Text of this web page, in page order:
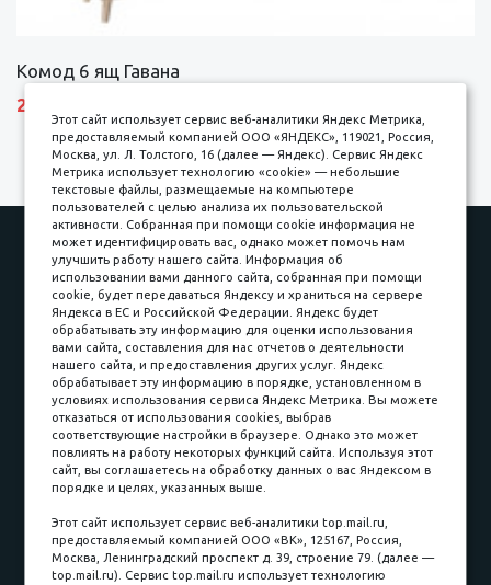
Комод 6 ящ Гавана
27690 р.
Наши работы
Оплата
Доставка и сборка
Гарантии
Карьера в компании
Контакты
Принимаем к оплате
Наличные
пл. Соляная, 6, стр. 16
8 (3822) 60-70-30
Этот сайт использует сервис веб-аналитики Яндекс Метрика,
предоставляемый компанией ООО «ЯНДЕКС», 119021, Россия,
Москва, ул. Л. Толстого, 16 (далее — Яндекс). Сервис Яндекс
Метрика использует технологию «cookie» — небольшие
текстовые файлы, размещаемые на компьютере
пользователей с целью анализа их пользовательской
активности. Собранная при помощи cookie информация не
может идентифицировать вас, однако может помочь нам
улучшить работу нашего сайта. Информация об
использовании вами данного сайта, собранная при помощи
cookie, будет передаваться Яндексу и храниться на сервере
Яндекса в ЕС и Российской Федерации. Яндекс будет
обрабатывать эту информацию для оценки использования
вами сайта, составления для нас отчетов о деятельности
нашего сайта, и предоставления других услуг. Яндекс
обрабатывает эту информацию в порядке, установленном в
условиях использования сервиса Яндекс Метрика. Вы можете
отказаться от использования cookies, выбрав
соответствующие настройки в браузере. Однако это может
повлиять на работу некоторых функций сайта. Используя этот
сайт, вы соглашаетесь на обработку данных о вас Яндексом в
порядке и целях, указанных выше.
Этот сайт использует сервис веб-аналитики top.mail.ru,
предоставляемый компанией ООО «ВК», 125167, Россия,
Москва, Ленинградский проспект д. 39, строение 79. (далее —
top.mail.ru). Сервис top.mail.ru использует технологию